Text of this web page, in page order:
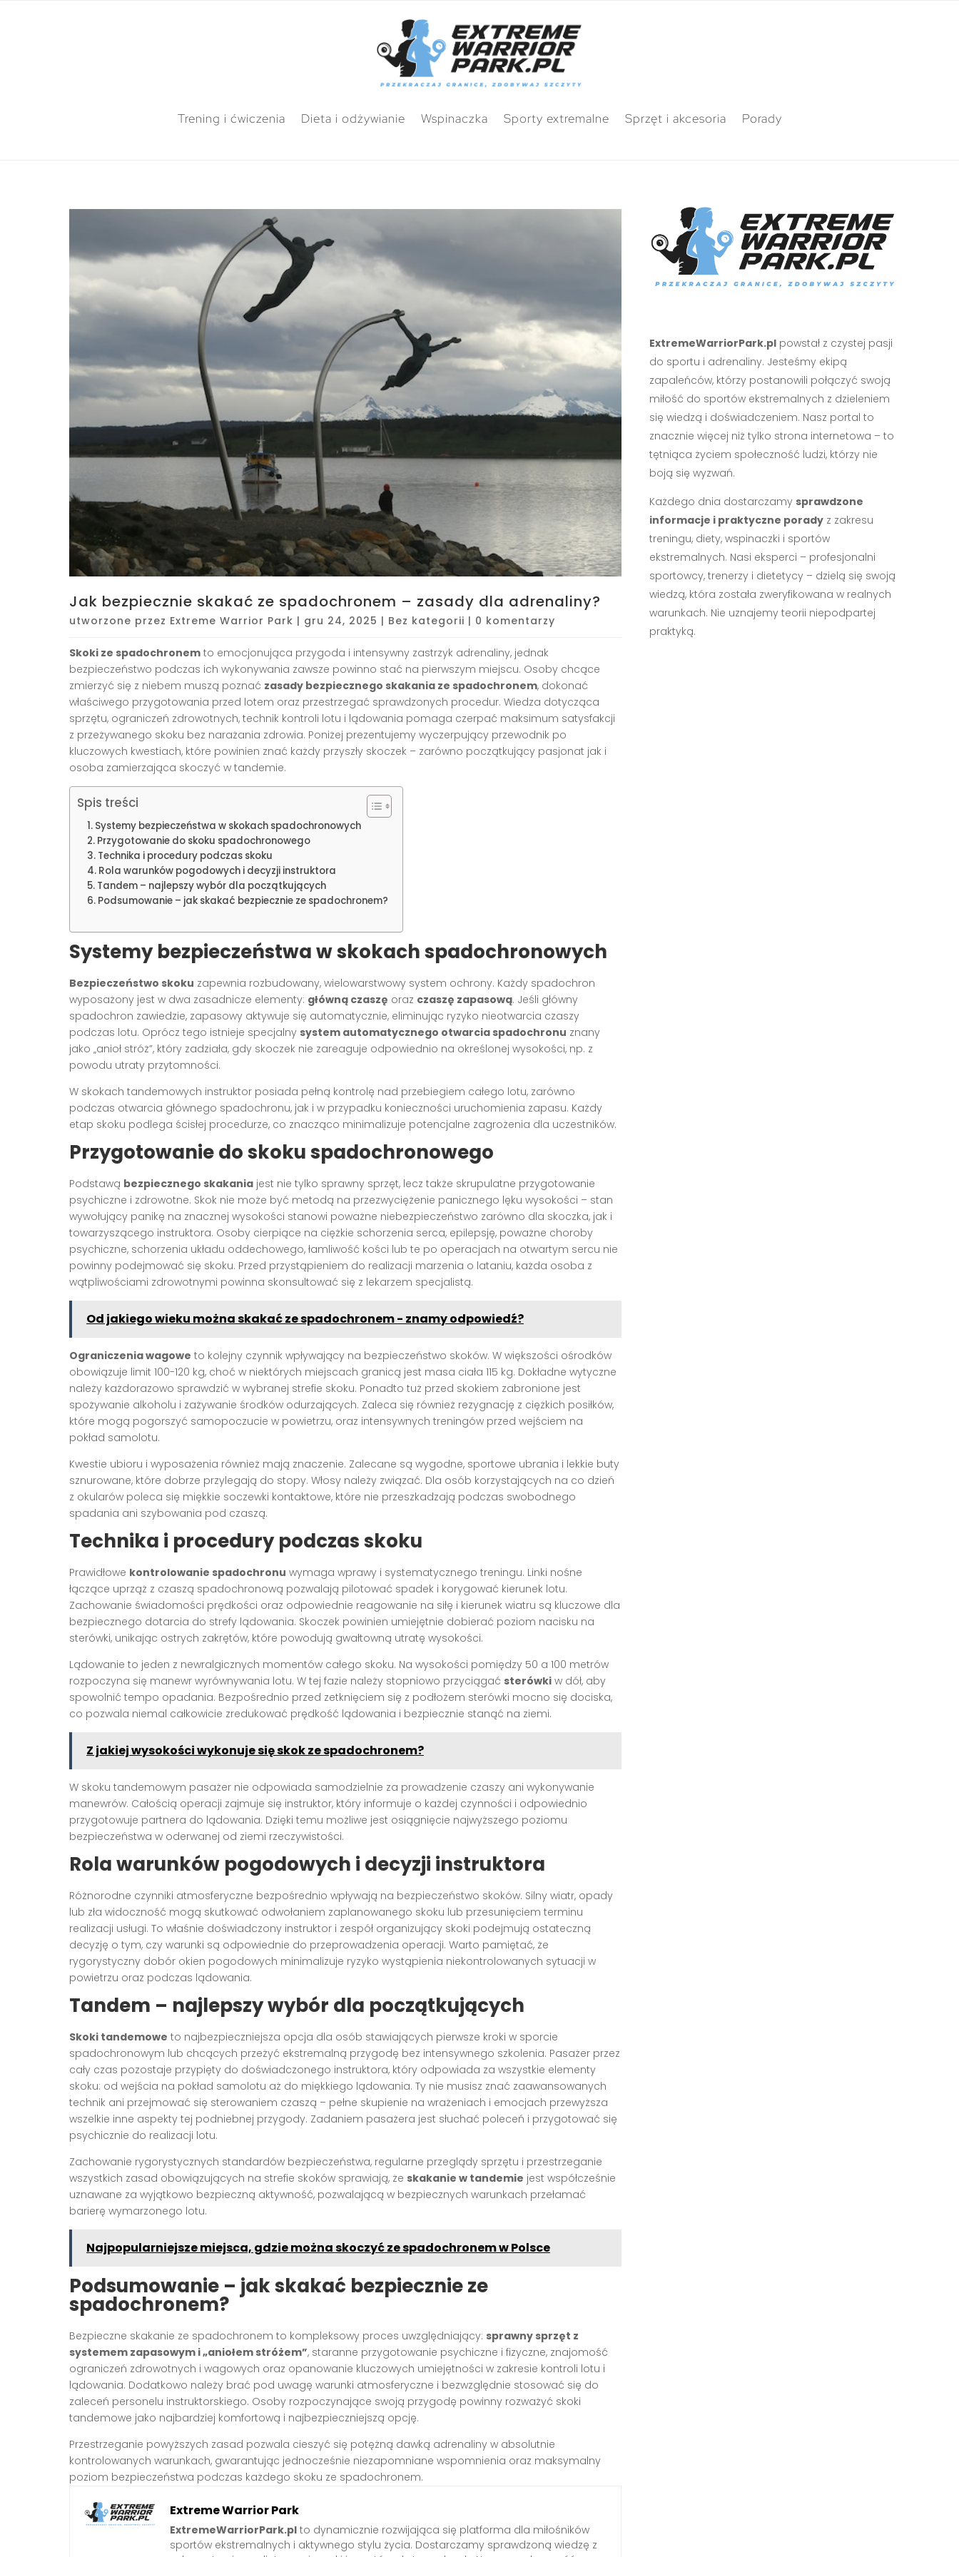
Trening i ćwiczenia Dieta i odżywianie Wspinaczka Sporty extremalne Sprzęt i akcesoria Porady
Jak bezpiecznie skakać ze spadochronem – zasady dla adrenaliny?
utworzone przez Extreme Warrior Park | gru 24, 2025 | Bez kategorii | 0 komentarzy
Skoki ze spadochronem to emocjonująca przygoda i intensywny zastrzyk adrenaliny, jednak
bezpieczeństwo podczas ich wykonywania zawsze powinno stać na pierwszym miejscu. Osoby chcące
zmierzyć się z niebem muszą poznać zasady bezpiecznego skakania ze spadochronem, dokonać
właściwego przygotowania przed lotem oraz przestrzegać sprawdzonych procedur. Wiedza dotycząca
sprzętu, ograniczeń zdrowotnych, technik kontroli lotu i lądowania pomaga czerpać maksimum satysfakcji
z przeżywanego skoku bez narażania zdrowia. Poniżej prezentujemy wyczerpujący przewodnik po
kluczowych kwestiach, które powinien znać każdy przyszły skoczek – zarówno początkujący pasjonat jak i
osoba zamierzająca skoczyć w tandemie.
Spis treści
Systemy bezpieczeństwa w skokach spadochronowych
Przygotowanie do skoku spadochronowego
Technika i procedury podczas skoku
Rola warunków pogodowych i decyzji instruktora
Tandem – najlepszy wybór dla początkujących
Podsumowanie – jak skakać bezpiecznie ze spadochronem?
Systemy bezpieczeństwa w skokach spadochronowych
Bezpieczeństwo skoku zapewnia rozbudowany, wielowarstwowy system ochrony. Każdy spadochron
wyposażony jest w dwa zasadnicze elementy: główną czaszę oraz czaszę zapasową. Jeśli główny
spadochron zawiedzie, zapasowy aktywuje się automatycznie, eliminując ryzyko nieotwarcia czaszy
podczas lotu. Oprócz tego istnieje specjalny system automatycznego otwarcia spadochronu znany
jako „anioł stróż”, który zadziała, gdy skoczek nie zareaguje odpowiednio na określonej wysokości, np. z
powodu utraty przytomności.
W skokach tandemowych instruktor posiada pełną kontrolę nad przebiegiem całego lotu, zarówno
podczas otwarcia głównego spadochronu, jak i w przypadku konieczności uruchomienia zapasu. Każdy
etap skoku podlega ścisłej procedurze, co znacząco minimalizuje potencjalne zagrożenia dla uczestników.
Przygotowanie do skoku spadochronowego
Podstawą bezpiecznego skakania jest nie tylko sprawny sprzęt, lecz także skrupulatne przygotowanie
psychiczne i zdrowotne. Skok nie może być metodą na przezwyciężenie panicznego lęku wysokości – stan
wywołujący panikę na znacznej wysokości stanowi poważne niebezpieczeństwo zarówno dla skoczka, jak i
towarzyszącego instruktora. Osoby cierpiące na ciężkie schorzenia serca, epilepsję, poważne choroby
psychiczne, schorzenia układu oddechowego, łamliwość kości lub te po operacjach na otwartym sercu nie
powinny podejmować się skoku. Przed przystąpieniem do realizacji marzenia o lataniu, każda osoba z
wątpliwościami zdrowotnymi powinna skonsultować się z lekarzem specjalistą.
Od jakiego wieku można skakać ze spadochronem - znamy odpowiedź?
Ograniczenia wagowe to kolejny czynnik wpływający na bezpieczeństwo skoków. W większości ośrodków
obowiązuje limit 100-120 kg, choć w niektórych miejscach granicą jest masa ciała 115 kg. Dokładne wytyczne
należy każdorazowo sprawdzić w wybranej strefie skoku. Ponadto tuż przed skokiem zabronione jest
spożywanie alkoholu i zażywanie środków odurzających. Zaleca się również rezygnację z ciężkich posiłków,
które mogą pogorszyć samopoczucie w powietrzu, oraz intensywnych treningów przed wejściem na
pokład samolotu.
Kwestie ubioru i wyposażenia również mają znaczenie. Zalecane są wygodne, sportowe ubrania i lekkie buty
sznurowane, które dobrze przylegają do stopy. Włosy należy związać. Dla osób korzystających na co dzień
z okularów poleca się miękkie soczewki kontaktowe, które nie przeszkadzają podczas swobodnego
spadania ani szybowania pod czaszą.
Technika i procedury podczas skoku
Prawidłowe kontrolowanie spadochronu wymaga wprawy i systematycznego treningu. Linki nośne
łączące uprząż z czaszą spadochronową pozwalają pilotować spadek i korygować kierunek lotu.
Zachowanie świadomości prędkości oraz odpowiednie reagowanie na siłę i kierunek wiatru są kluczowe dla
bezpiecznego dotarcia do strefy lądowania. Skoczek powinien umiejętnie dobierać poziom nacisku na
sterówki, unikając ostrych zakrętów, które powodują gwałtowną utratę wysokości.
Lądowanie to jeden z newralgicznych momentów całego skoku. Na wysokości pomiędzy 50 a 100 metrów
rozpoczyna się manewr wyrównywania lotu. W tej fazie należy stopniowo przyciągać sterówki w dół, aby
spowolnić tempo opadania. Bezpośrednio przed zetknięciem się z podłożem sterówki mocno się dociska,
co pozwala niemal całkowicie zredukować prędkość lądowania i bezpiecznie stanąć na ziemi.
Z jakiej wysokości wykonuje się skok ze spadochronem?
W skoku tandemowym pasażer nie odpowiada samodzielnie za prowadzenie czaszy ani wykonywanie
manewrów. Całością operacji zajmuje się instruktor, który informuje o każdej czynności i odpowiednio
przygotowuje partnera do lądowania. Dzięki temu możliwe jest osiągnięcie najwyższego poziomu
bezpieczeństwa w oderwanej od ziemi rzeczywistości.
Rola warunków pogodowych i decyzji instruktora
Różnorodne czynniki atmosferyczne bezpośrednio wpływają na bezpieczeństwo skoków. Silny wiatr, opady
lub zła widoczność mogą skutkować odwołaniem zaplanowanego skoku lub przesunięciem terminu
realizacji usługi. To właśnie doświadczony instruktor i zespół organizujący skoki podejmują ostateczną
decyzję o tym, czy warunki są odpowiednie do przeprowadzenia operacji. Warto pamiętać, że
rygorystyczny dobór okien pogodowych minimalizuje ryzyko wystąpienia niekontrolowanych sytuacji w
powietrzu oraz podczas lądowania.
Tandem – najlepszy wybór dla początkujących
Skoki tandemowe to najbezpieczniejsza opcja dla osób stawiających pierwsze kroki w sporcie
spadochronowym lub chcących przeżyć ekstremalną przygodę bez intensywnego szkolenia. Pasażer przez
cały czas pozostaje przypięty do doświadczonego instruktora, który odpowiada za wszystkie elementy
skoku: od wejścia na pokład samolotu aż do miękkiego lądowania. Ty nie musisz znać zaawansowanych
technik ani przejmować się sterowaniem czaszą – pełne skupienie na wrażeniach i emocjach przewyższa
wszelkie inne aspekty tej podniebnej przygody. Zadaniem pasażera jest słuchać poleceń i przygotować się
psychicznie do realizacji lotu.
Zachowanie rygorystycznych standardów bezpieczeństwa, regularne przeglądy sprzętu i przestrzeganie
wszystkich zasad obowiązujących na strefie skoków sprawiają, że skakanie w tandemie jest współcześnie
uznawane za wyjątkowo bezpieczną aktywność, pozwalającą w bezpiecznych warunkach przełamać
barierę wymarzonego lotu.
Najpopularniejsze miejsca, gdzie można skoczyć ze spadochronem w Polsce
Podsumowanie – jak skakać bezpiecznie ze
spadochronem?
Bezpieczne skakanie ze spadochronem to kompleksowy proces uwzględniający: sprawny sprzęt z
systemem zapasowym i „aniołem stróżem”, staranne przygotowanie psychiczne i fizyczne, znajomość
ograniczeń zdrowotnych i wagowych oraz opanowanie kluczowych umiejętności w zakresie kontroli lotu i
lądowania. Dodatkowo należy brać pod uwagę warunki atmosferyczne i bezwzględnie stosować się do
zaleceń personelu instruktorskiego. Osoby rozpoczynające swoją przygodę powinny rozważyć skoki
tandemowe jako najbardziej komfortową i najbezpieczniejszą opcję.
Przestrzeganie powyższych zasad pozwala cieszyć się potężną dawką adrenaliny w absolutnie
kontrolowanych warunkach, gwarantując jednocześnie niezapomniane wspomnienia oraz maksymalny
poziom bezpieczeństwa podczas każdego skoku ze spadochronem.
Extreme Warrior Park
ExtremeWarriorPark.pl to dynamicznie rozwijająca się platforma dla miłośników
sportów ekstremalnych i aktywnego stylu życia. Dostarczamy sprawdzoną wiedzę z
ExtremeWarriorPark.plpowstał z czystej pasji
do sportu i adrenaliny. Jesteśmy ekipą
zapaleńców, którzy postanowili połączyć swoją
miłość do sportów ekstremalnych z dzieleniem
się wiedzą i doświadczeniem. Nasz portal to
znacznie więcej niż tylko strona internetowa – to
tętniąca życiem społeczność ludzi, którzy nie
boją się wyzwań.
Każdego dnia dostarczamy sprawdzone
informacje i praktyczne poradyz zakresu
treningu, diety, wspinaczki i sportów
ekstremalnych. Nasi eksperci – profesjonalni
sportowcy, trenerzy i dietetycy – dzielą się swoją
wiedzą, która została zweryfikowana w realnych
warunkach. Nie uznajemy teorii niepodpartej
praktyką.